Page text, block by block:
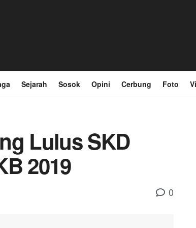
Sejarah Sosok Opini Cerbung Foto
Lulus SKD
2019
0